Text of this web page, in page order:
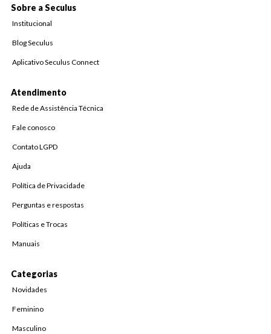
Sobre a Seculus
Institucional
Blog Seculus
Aplicativo Seculus Connect
Atendimento
Rede de Assistência Técnica
Fale conosco
Contato LGPD
Ajuda
Política de Privacidade
Perguntas e respostas
Políticas e Trocas
Manuais
Categorias
Novidades
Feminino
Masculino